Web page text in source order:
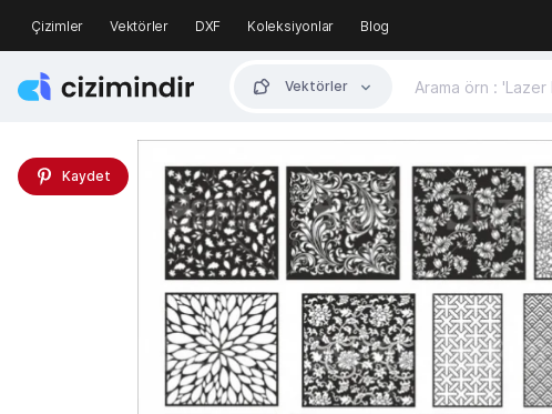
Çizimler Vektörler DXF Koleksiyonlar Blog
Vektörler
Kaydet